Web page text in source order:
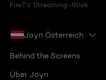
FireTV Streaming-Stick.
Joyn Österreich
Behind the Screens
Über Joyn